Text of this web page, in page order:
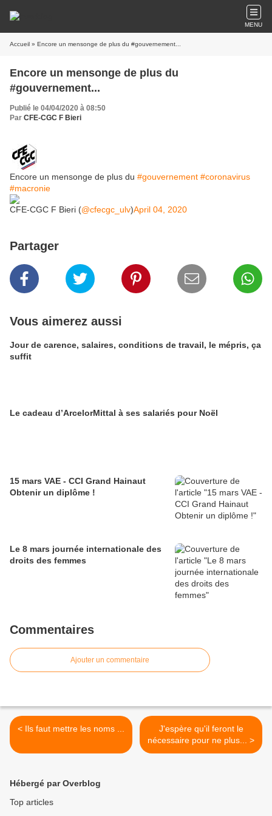
MENU
Accueil » Encore un mensonge de plus du #gouvernement...
Encore un mensonge de plus du
#gouvernement...
Publié le 04/04/2020 à 08:50
Par CFE-CGC F Bieri
Encore un mensonge de plus du #gouvernement #coronavirus
#macronie
CFE-CGC F Bieri (@cfecgc_ulv)April 04, 2020
Partager
Vous aimerez aussi
Jour de carence, salaires, conditions de travail, le mépris, ça
suffit
Le cadeau d’ArcelorMittal à ses salariés pour Noël
15 mars VAE - CCI Grand Hainaut
Obtenir un diplôme !
Le 8 mars journée internationale des
droits des femmes
Commentaires
Ajouter un commentaire
< Ils faut mettre les noms ...
J'espère qu'il feront le
nécessaire pour ne plus... >
Hébergé par Overblog
Top articles